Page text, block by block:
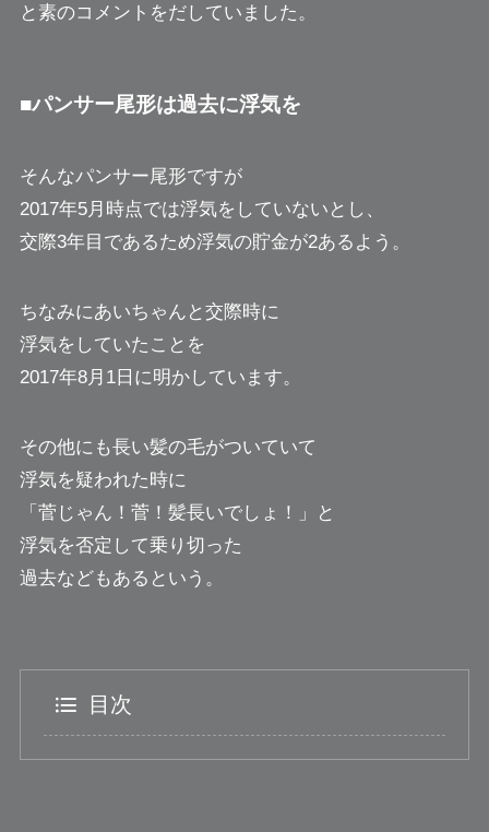
と素のコメントをだしていました。
■パンサー尾形は過去に浮気を
そんなパンサー尾形ですが
2017年5月時点では浮気をしていないとし、
交際3年目であるため浮気の貯金が2あるよう。
ちなみにあいちゃんと交際時に
浮気をしていたことを
2017年8月1日に明かしています。
その他にも長い髪の毛がついていて
浮気を疑われた時に
「菅じゃん！菅！髪長いでしょ！」と
浮気を否定して乗り切った
過去などもあるという。
目次